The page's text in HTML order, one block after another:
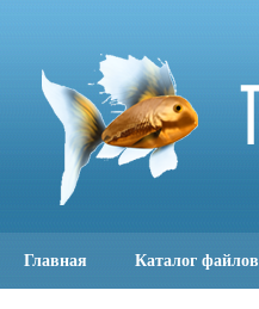
Главная Каталог файлов